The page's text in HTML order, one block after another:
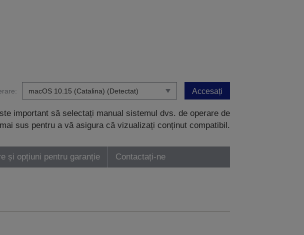
Accesați
important să selectați manual sistemul dvs. de operare de
mai sus pentru a vă asigura că vizualizați conținut compatibil.
și opțiuni pentru garanție Contactați-ne